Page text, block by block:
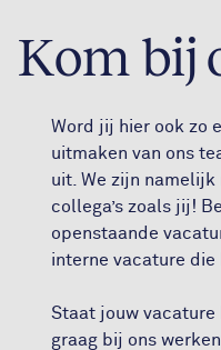
Kom bij
Word jij hier ook zo
uitmaken van ons
uit. We zijn namelijk
collega’s zoals jij!
openstaande
interne vacature die
Staat jouw vacature
graag bij ons